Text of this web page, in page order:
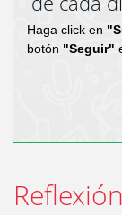
Haga click en
botón "Seguir"